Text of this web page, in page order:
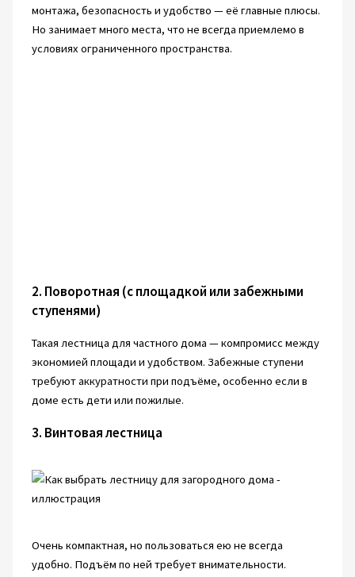
монтажа, безопасность и удобство — её главные плюсы.
Но занимает много места, что не всегда приемлемо в
условиях ограниченного пространства.
2. Поворотная (с площадкой или забежными
ступенями)
Такая лестница для частного дома — компромисс между
экономией площади и удобством. Забежные ступени
требуют аккуратности при подъёме, особенно если в
доме есть дети или пожилые.
3. Винтовая лестница
Очень компактная, но пользоваться ею не всегда
удобно. Подъём по ней требует внимательности.